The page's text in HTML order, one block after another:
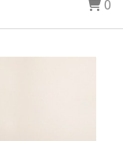
0